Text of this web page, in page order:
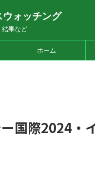
ォッチング
結果など
ホーム
ー国際2024・